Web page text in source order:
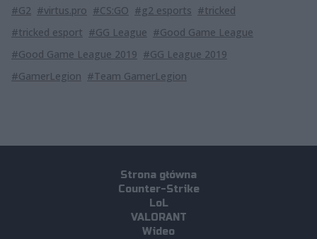
#G2 #virtus.pro #CS:GO #g2 esports #tricked
#tricked esport #GG League #Good Game League
#Good Game League 2019 #GG League 2019
#GamerLegion #Team GamerLegion
Strona główna
Counter-Strike
LoL
VALORANT
Wideo